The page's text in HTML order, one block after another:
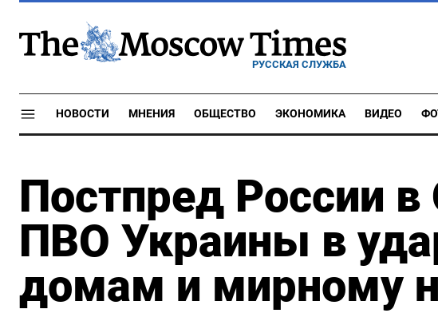
РУССКАЯ СЛУЖБА
НОВОСТИ МНЕНИЯ ОБЩЕСТВО ЭКОНОМИКА ВИДЕО
Постпред России
ПВО Украины в
домам и мирному